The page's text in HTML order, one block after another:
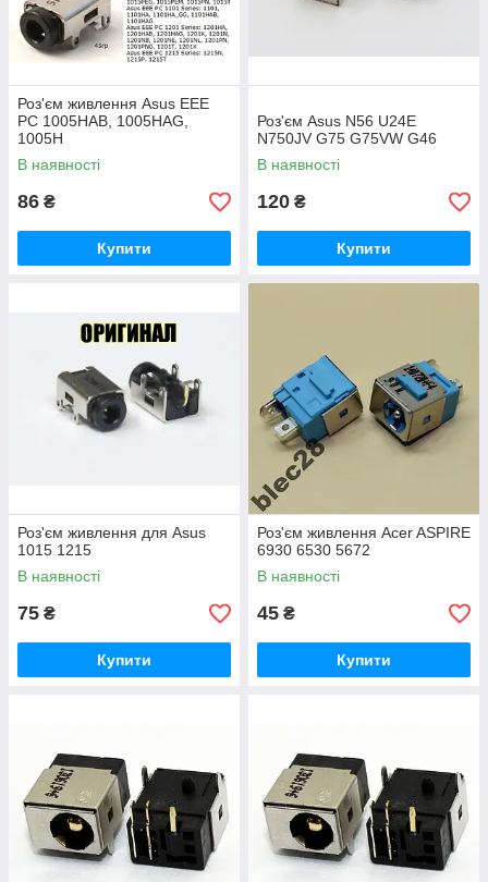
Роз'єм живлення Asus EEE
PC 1005HAB, 1005HAG,
1005H
В наявності
86 ₴
Купити
Роз'єм Asus N56 U24E
N750JV G75 G75VW G46
В наявності
120 ₴
Купити
Роз'єм живлення для Asus
1015 1215
В наявності
75 ₴
Купити
Роз'єм живлення Acer ASPIRE
6930 6530 5672
В наявності
45 ₴
Купити